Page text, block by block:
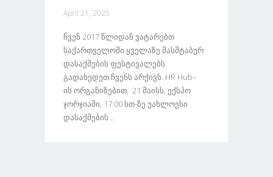
April 21, 2025
Ჩვენ 2017 Წლიდან Ვატარებთ
Საქართველოში Ყველაზე Მასშტაბურ
Დასაქმების Ფესტივალებს.
Გადახედეთ Ჩვენს Არქივს. HR Hub–
Ის Ორგანიზებით, 21 Მაისს, Ექსპო
Ჯორჯიაში, 17:00 Სთ-Ზე Უახლოესი
Დასაქმების...